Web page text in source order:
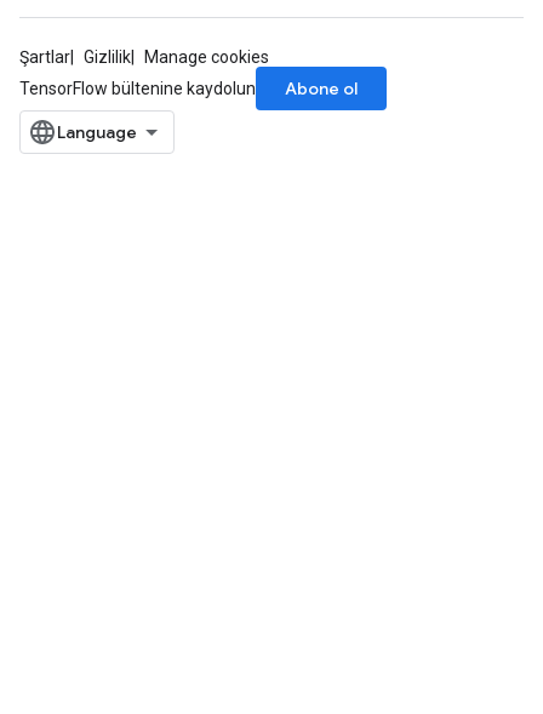
Şartlar Gizlilik
Manage cookies
TensorFlow bültenine kaydolun
Abone ol